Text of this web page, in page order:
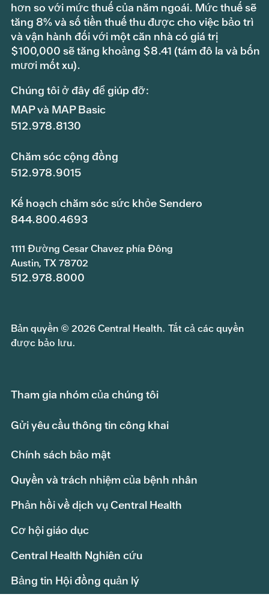
hơn so với mức thuế của năm ngoái. Mức thuế sẽ
tăng 8% và số tiền thuế thu được cho việc bảo trì
và vận hành đối với một căn nhà có giá trị
$100,000 sẽ tăng khoảng $8.41 (tám đô la và bốn
mươi mốt xu).
Chúng tôi ở đây để giúp đỡ:
MAP và MAP Basic
512.978.8130
Chăm sóc cộng đồng
512.978.9015
Kế hoạch chăm sóc sức khỏe Sendero
844.800.4693
1111 Đường Cesar Chavez phía Đông
Austin, TX 78702
512.978.8000
Bản quyền © 2026 Central Health. Tất cả các quyền
được bảo lưu.
Tham gia nhóm của chúng tôi
Gửi yêu cầu thông tin công khai
Chính sách bảo mật
Quyền và trách nhiệm của bệnh nhân
Phản hồi về dịch vụ Central Health
Cơ hội giáo dục
Central Health Nghiên cứu
Bảng tin Hội đồng quản lý